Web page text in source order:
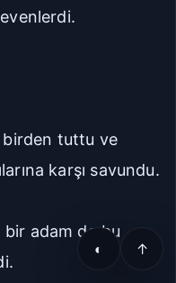
birden tuttu ve
karşı savundu.
bir adam da bu
◐ ↑